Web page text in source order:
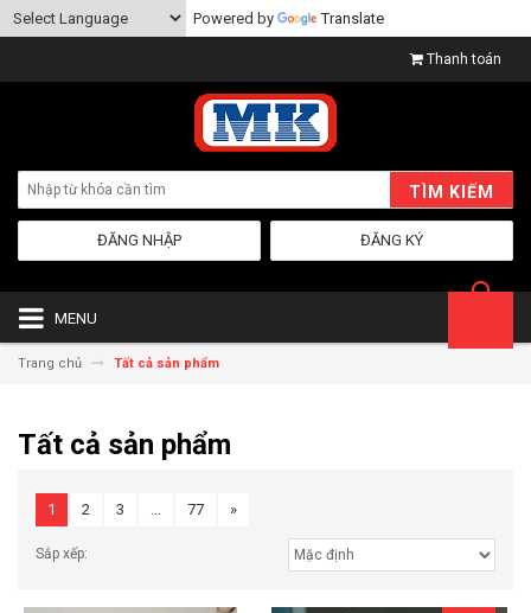
Powered by Translate
Thanh toán
TÌM KIẾM
ĐĂNG KÝ
ĐĂNG NHẬP
MENU
Trang chủ Tất cả sản phẩm
Tất cả sản phẩm
Sắp xếp:
1 2 3 ... 77 »